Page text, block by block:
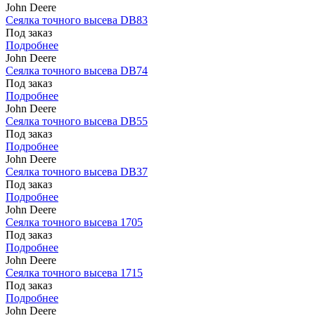
John Deere
Сеялка точного высева DB83
Под заказ
Подробнее
John Deere
Сеялка точного высева DB74
Под заказ
Подробнее
John Deere
Сеялка точного высева DB55
Под заказ
Подробнее
John Deere
Сеялка точного высева DB37
Под заказ
Подробнее
John Deere
Сеялка точного высева 1705
Под заказ
Подробнее
John Deere
Сеялка точного высева 1715
Под заказ
Подробнее
John Deere